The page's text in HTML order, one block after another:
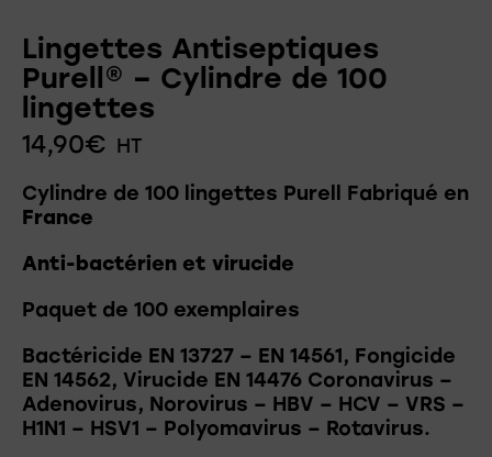
Lingettes Antiseptiques
Purell® – Cylindre de 100
lingettes
14,90€ HT
Cylindre de 100 lingettes Purell Fabriqué en
France
Anti-bactérien et virucide
Paquet de 100 exemplaires
Bactéricide EN 13727 – EN 14561, Fongicide
EN 14562, Virucide EN 14476 Coronavirus –
Adenovirus, Norovirus – HBV – HCV – VRS –
H1N1 – HSV1 – Polyomavirus – Rotavirus.